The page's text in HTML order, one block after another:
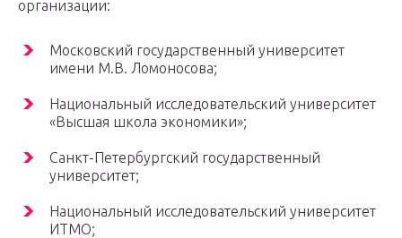
организации:
Московский государственный университет
имени М.В. Ломоносова;
Национальный исследовательский университет
«Высшая школа экономики»;
Санкт-Петербургский государственный
университет;
Национальный исследовательский университет
ИТМО;